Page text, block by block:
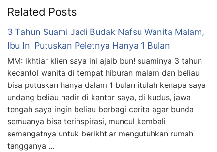
Related Posts
3 Tahun Suami Jadi Budak Nafsu Wanita Malam,
Ibu Ini Putuskan Peletnya Hanya 1 Bulan
MM: ikhtiar klien saya ini ajaib bun! suaminya 3 tahun
kecantol wanita di tempat hiburan malam dan beliau
bisa putuskan hanya dalam 1 bulan itulah kenapa saya
undang beliau hadir di kantor saya, di kudus, jawa
tengah saya ingin beliau berbagi cerita agar bunda
semuanya bisa terinspirasi, muncul kembali
semangatnya untuk berikhtiar mengutuhkan rumah
tangganya …